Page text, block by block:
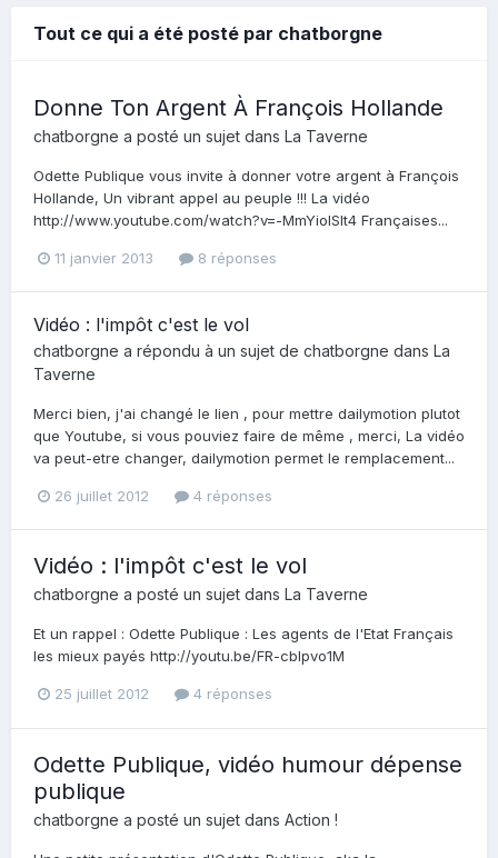
Tout ce qui a été posté par chatborgne
Donne Ton Argent À François Hollande
chatborgne a posté un sujet dans La Taverne
Odette Publique vous invite à donner votre argent à François
Hollande, Un vibrant appel au peuple !!! La vidéo
http://www.youtube.com/watch?v=-MmYioISlt4 Françaises...
11 janvier 2013 8 réponses
Vidéo : l'impôt c'est le vol
chatborgne a répondu à un sujet de chatborgne dans La
Taverne
Merci bien, j'ai changé le lien , pour mettre dailymotion plutot
que Youtube, si vous pouviez faire de même , merci, La vidéo
va peut-etre changer, dailymotion permet le remplacement...
26 juillet 2012 4 réponses
Vidéo : l'impôt c'est le vol
chatborgne a posté un sujet dans La Taverne
Et un rappel : Odette Publique : Les agents de l'Etat Français
les mieux payés http://youtu.be/FR-cbIpvo1M
25 juillet 2012 4 réponses
Odette Publique, vidéo humour dépense
publique
chatborgne a posté un sujet dans Action !